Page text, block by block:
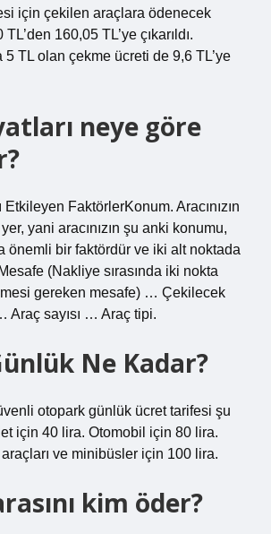
için çekilen araçlara ödenecek
160,05 TL’ye çıkarıldı.
5 TL olan çekme ücreti de 9,6 TL’ye
neye göre
Etkileyen FaktörlerKonum. Aracınızın
yani aracınızın şu anki konumu,
önemli bir faktördür ve iki alt noktada
(Nakliye sırasında iki nokta
gereken mesafe) … Çekilecek
Araç sayısı … Araç tipi.
Ne Kadar?
otopark günlük ücret tarifesi şu
için 40 lira. Otomobil için 80 lira.
ve minibüsler için 100 lira.
kim öder?